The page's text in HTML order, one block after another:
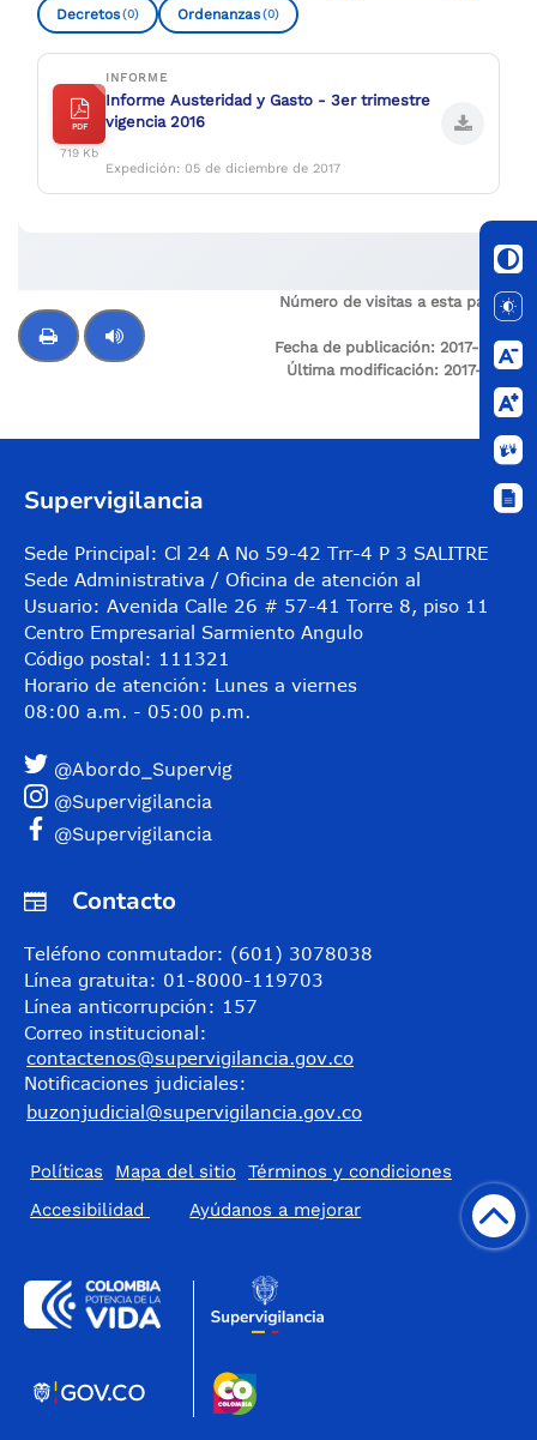
Decretos(0) Ordenanzas(0)
PDF
719 Kb
INFORME
Informe Austeridad y Gasto - 3er trimestre
vigencia 2016
Expedición: 05 de diciembre de 2017
Número de visitas a esta página:
1570
Fecha de publicación: 2017-05-15
Última modificación: 2017-12-14
Supervigilancia
Sede Principal: Cl 24 A No 59-42 Trr-4 P 3 SALITRE
Sede Administrativa / Oficina de atención al
Usuario: Avenida Calle 26 # 57-41 Torre 8, piso 11
Centro Empresarial Sarmiento Angulo
Código postal: 111321
Horario de atención: Lunes a viernes
08:00 a.m. - 05:00 p.m.
@Abordo_Supervig
@Supervigilancia
@Supervigilancia
Contacto
Teléfono conmutador: (601) 3078038
Línea gratuita: 01-8000-119703
Línea anticorrupción: 157
Correo institucional:
contactenos@supervigilancia.gov.co
Notificaciones judiciales:
buzonjudicial@supervigilancia.gov.co
Políticas Mapa del sitio
Términos y condiciones
Accesibilidad
​Ayúdanos a mejorar